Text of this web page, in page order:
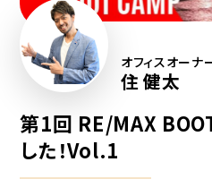
オフィスオーナ
住 健太
第1回 RE/MAX
した！Vol.1